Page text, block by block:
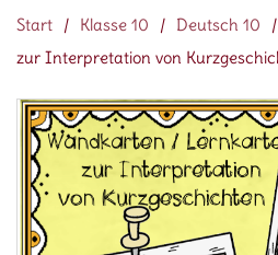
Start / Klasse 10 / Deutsch 10 /
zur Interpretation von